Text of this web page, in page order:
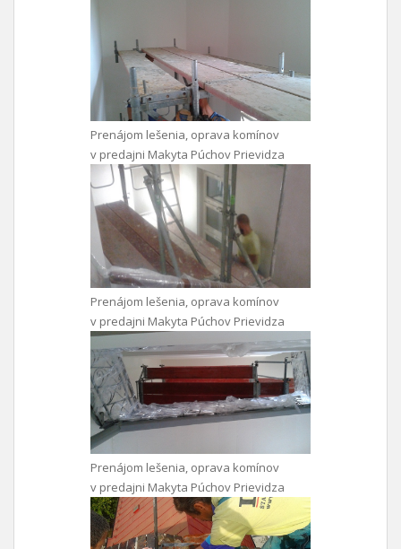
Prenájom lešenia, oprava komínov
v predajni Makyta Púchov Prievidza
Prenájom lešenia, oprava komínov
v predajni Makyta Púchov Prievidza
Prenájom lešenia, oprava komínov
v predajni Makyta Púchov Prievidza